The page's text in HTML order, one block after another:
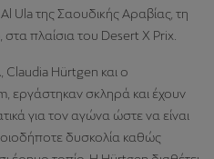
Ula της Σαουδικής Αραβίας, τη
πλαίσια του Desert X Prix.
Claudia Hürtgen και ο
εργάστηκαν σκληρά και έχουν
για τον αγώνα ώστε να είναι
δυσκολία καθώς